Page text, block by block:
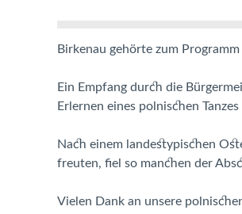
Birkenau gehörte zum
Ein Empfang durch die
Erlernen eines polnischen
Nach einem landestypischen
freuten, fiel so manchen der
Vielen Dank an unsere